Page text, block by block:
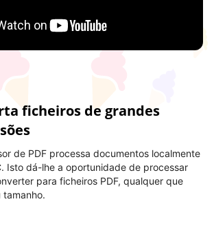
ficheiros de grandes
de PDF processa documentos localmente
Isto dá-lhe a oportunidade de processar
para ficheiros PDF, qualquer que
tamanho.